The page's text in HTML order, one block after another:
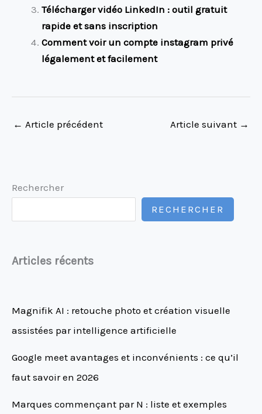
Télécharger vidéo LinkedIn : outil gratuit
rapide et sans inscription
Comment voir un compte instagram privé
légalement et facilement
← Article précédent Article suivant →
Rechercher
RECHERCHER
Articles récents
Magnifik AI : retouche photo et création visuelle
assistées par intelligence artificielle
Google meet avantages et inconvénients : ce qu’il
faut savoir en 2026
Marques commençant par N : liste et exemples